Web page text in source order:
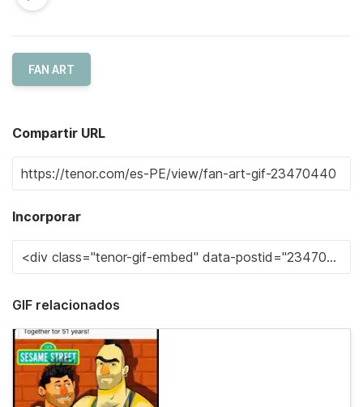
FAN ART
Compartir URL
Incorporar
GIF relacionados